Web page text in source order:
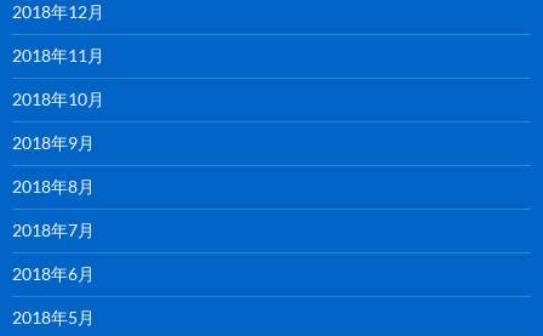
2018年12月
2018年11月
2018年10月
2018年9月
2018年8月
2018年7月
2018年6月
2018年5月